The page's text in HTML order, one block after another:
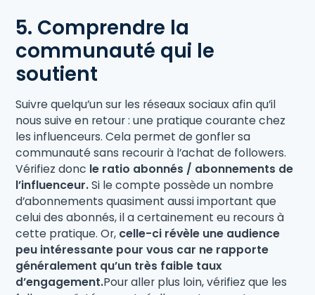
5. Comprendre la
communauté qui le
soutient
Suivre quelqu’un sur les réseaux sociaux afin qu’il
nous suive en retour : une pratique courante chez
les influenceurs. Cela permet de gonfler sa
communauté sans recourir à l’achat de followers.
Vérifiez donc le ratio abonnés / abonnements de
l’influenceur.Si le compte possède un nombre
d’abonnements quasiment aussi important que
celui des abonnés, il a certainement eu recours à
cette pratique. Or, celle-ci révèle une audience
peu intéressante pour vous car ne rapporte
généralement qu’un très faible taux
d’engagement.Pour aller plus loin, vérifiez que les